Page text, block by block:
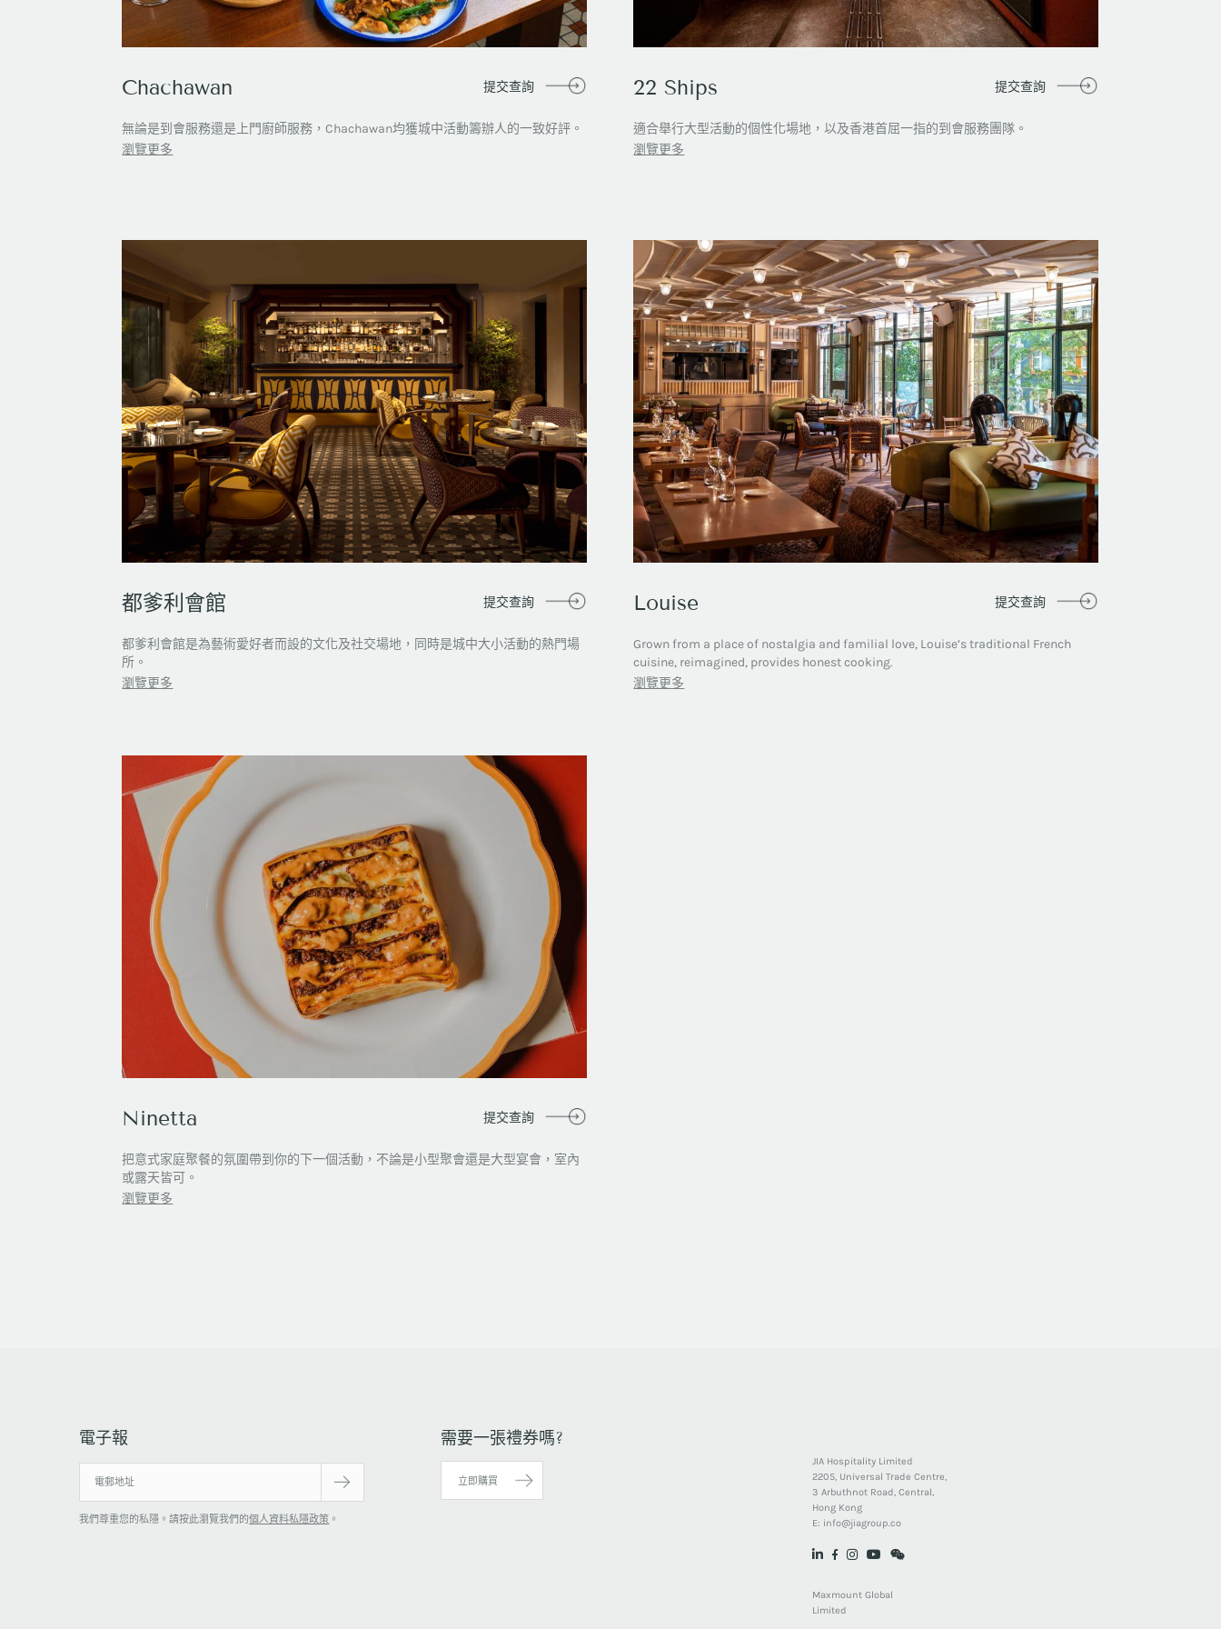
Chachawan 提交查詢
無論是到會服務還是上門廚師服務，Chachawan均獲城中活動籌辦人的一致好評。
瀏覽更多
22 Ships 提交查詢
適合舉行大型活動的個性化場地，以及香港首屈一指的到會服務團隊。
瀏覽更多
都爹利會館 提交查詢
都爹利會館是為藝術愛好者而設的文化及社交場地，同時是城中大小活動的熱門場
所。
瀏覽更多
Louise 提交查詢
Grown from a place of nostalgia and familial love, Louise’s traditional French
cuisine, reimagined, provides honest cooking.
瀏覽更多
Ninetta 提交查詢
把意式家庭聚餐的氛圍帶到你的下一個活動，不論是小型聚會還是大型宴會，室內
或露天皆可。
瀏覽更多
電子報
我們尊重您的私隱。請按此瀏覽我們的個人資料私隱政策 。
需要一張禮券嗎?
立即購買
JIA Hospitality Limited
2205, Universal Trade Centre,
3 Arbuthnot Road, Central,
Hong Kong
E: info@jiagroup.co
Maxmount Global
Limited